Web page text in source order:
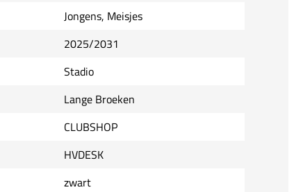
Jongens, Meisjes
2025/2031
Stadio
Lange Broeken
CLUBSHOP
HVDESK
zwart